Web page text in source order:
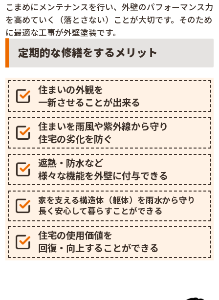
こまめにメンテナンスを行い、外壁のパフォーマンス力
を高めていく（落とさない）ことが大切です。そのため
に最適な工事が外壁塗装です。
定期的な修繕をするメリット
住まいの外観を
一新させることが出来る
住まいを雨風や紫外線から守り
住宅の劣化を防ぐ
遮熱・防水など
様々な機能を外壁に付与できる
家を支える構造体（躯体）を雨水から守り
長く安心して暮らすことができる
住宅の使用価値を
回復・向上することができる